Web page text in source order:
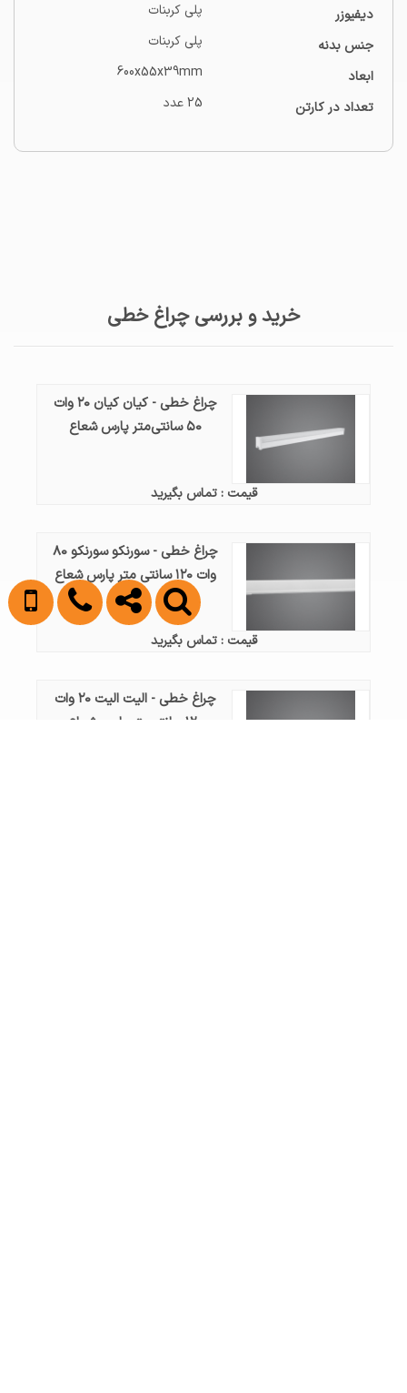
دیفیوزر
پلی کربنات
جنس بدنه
پلی کربنات
ابعاد
600x55x39mm
تعداد در کارتن
25 عدد
خرید و بررسی چراغ خطی
چراغ خطی - کیان کیان ۲۰ وات
۵۰ سانتی‌متر پارس شعاع
قیمت : تماس بگیرید
چراغ خطی - سورنکو سورنکو ۸۰
وات ۱۲۰ سانتی متر پارس شعاع
قیمت : تماس بگیرید
چراغ خطی - الیت الیت ۲۰ وات
۱۲۰ سانتی‌متر پارس شعاع